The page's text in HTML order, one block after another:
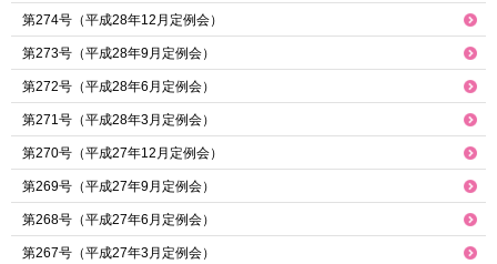
第274号（平成28年12月定例会）
第273号（平成28年9月定例会）
第272号（平成28年6月定例会）
第271号（平成28年3月定例会）
第270号（平成27年12月定例会）
第269号（平成27年9月定例会）
第268号（平成27年6月定例会）
第267号（平成27年3月定例会）